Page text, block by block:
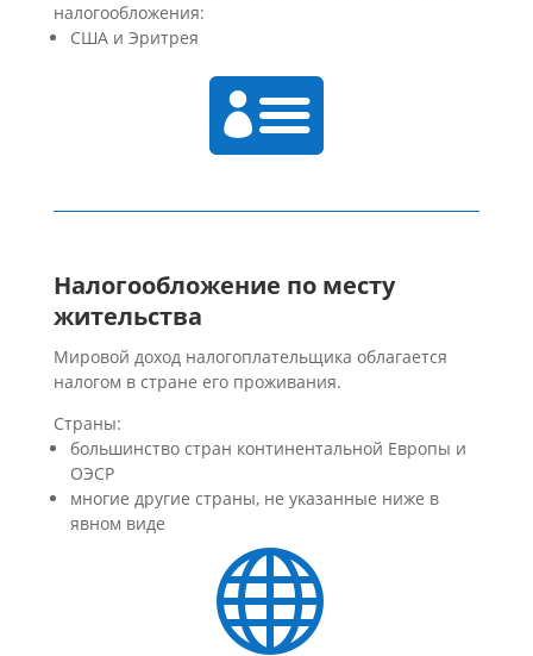
налогообложения:
США и Эритрея

Налогообложение по месту
жительства
Мировой доход налогоплательщика облагается
налогом в стране его проживания.
Страны:
большинство стран континентальной Европы и
ОЭСР
многие другие страны, не указанные ниже в
явном виде
